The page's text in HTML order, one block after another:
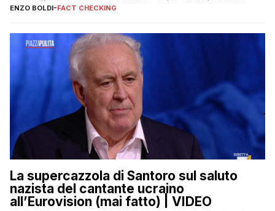
erano volati stracci
ENZO BOLDI-FACT CHECKING
La supercazzola di Santoro sul saluto
nazista del cantante ucraino
all’Eurovision (mai fatto) | VIDEO